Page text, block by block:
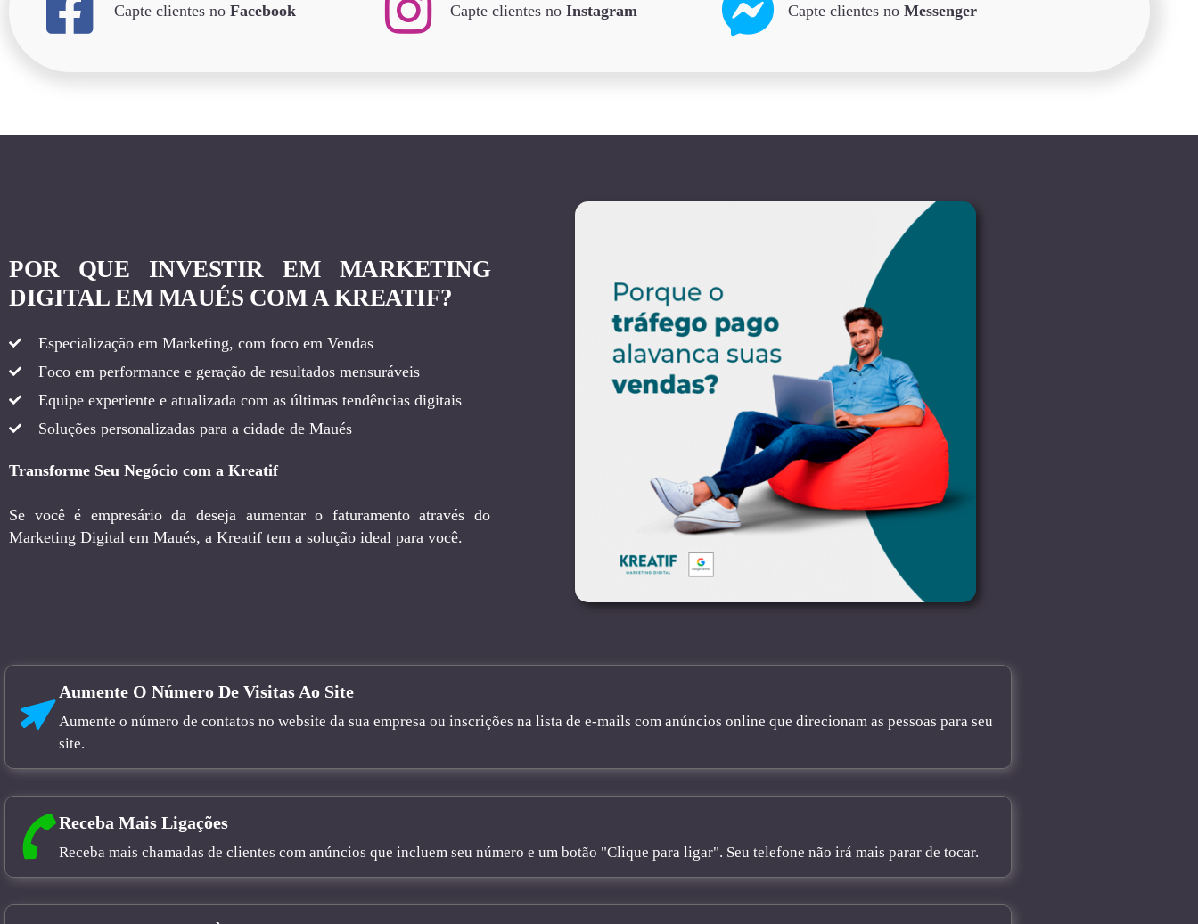
Capte clientes no Facebook Capte clientes no Instagram Capte clientes no Messenger
POR QUE INVESTIR EM MARKETING
DIGITAL EM MAUÉS COM A KREATIF?
Especialização em Marketing, com foco em Vendas
Foco em performance e geração de resultados mensuráveis
Equipe experiente e atualizada com as últimas tendências digitais
Soluções personalizadas para a cidade de Maués
Transforme Seu Negócio com a Kreatif
Se você é empresário da deseja aumentar o faturamento através do
Marketing Digital em Maués, a Kreatif tem a solução ideal para você.
Aumente O Número De Visitas Ao Site
Aumente o número de contatos no website da sua empresa ou inscrições na lista de e-mails com anúncios online que direcionam as pessoas para seu
site.
Receba Mais Ligações
Receba mais chamadas de clientes com anúncios que incluem seu número e um botão "Clique para ligar". Seu telefone não irá mais parar de tocar.